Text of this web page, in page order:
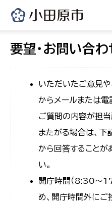
要望・お問い合わ
いただいたご意見
からメールまたは電
ご質問の内容が担
またがる場合は、
から回答することが
い。
開庁時間（8:30〜
め、開庁時間外にご